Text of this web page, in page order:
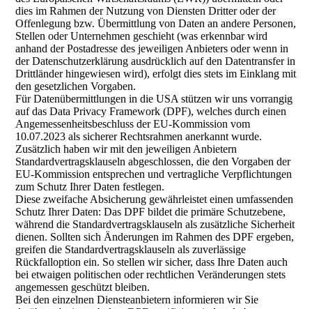
dies im Rahmen der Nutzung von Diensten Dritter oder der
Offenlegung bzw. Übermittlung von Daten an andere Personen,
Stellen oder Unternehmen geschieht (was erkennbar wird
anhand der Postadresse des jeweiligen Anbieters oder wenn in
der Datenschutzerklärung ausdrücklich auf den Datentransfer in
Drittländer hingewiesen wird), erfolgt dies stets im Einklang mit
den gesetzlichen Vorgaben.
Für Datenübermittlungen in die USA stützen wir uns vorrangig
auf das Data Privacy Framework (DPF), welches durch einen
Angemessenheitsbeschluss der EU-Kommission vom
10.07.2023 als sicherer Rechtsrahmen anerkannt wurde.
Zusätzlich haben wir mit den jeweiligen Anbietern
Standardvertragsklauseln abgeschlossen, die den Vorgaben der
EU-Kommission entsprechen und vertragliche Verpflichtungen
zum Schutz Ihrer Daten festlegen.
Diese zweifache Absicherung gewährleistet einen umfassenden
Schutz Ihrer Daten: Das DPF bildet die primäre Schutzebene,
während die Standardvertragsklauseln als zusätzliche Sicherheit
dienen. Sollten sich Änderungen im Rahmen des DPF ergeben,
greifen die Standardvertragsklauseln als zuverlässige
Rückfalloption ein. So stellen wir sicher, dass Ihre Daten auch
bei etwaigen politischen oder rechtlichen Veränderungen stets
angemessen geschützt bleiben.
Bei den einzelnen Diensteanbietern informieren wir Sie